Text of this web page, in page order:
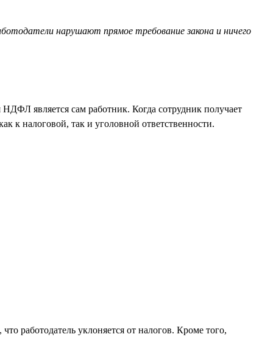
нарушают прямое требование закона и ничего
является сам работник. Когда сотрудник получает
к налоговой, так и уголовной ответственности.
работодатель уклоняется от налогов. Кроме того,